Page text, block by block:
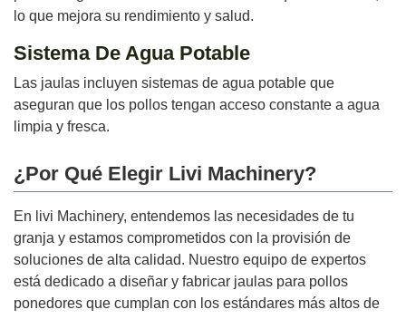
lo que mejora su rendimiento y salud.
Sistema De Agua Potable
Las jaulas incluyen sistemas de agua potable que
aseguran que los pollos tengan acceso constante a agua
limpia y fresca.
¿Por Qué Elegir Livi Machinery?
En livi Machinery, entendemos las necesidades de tu
granja y estamos comprometidos con la provisión de
soluciones de alta calidad. Nuestro equipo de expertos
está dedicado a diseñar y fabricar jaulas para pollos
ponedores que cumplan con los estándares más altos de